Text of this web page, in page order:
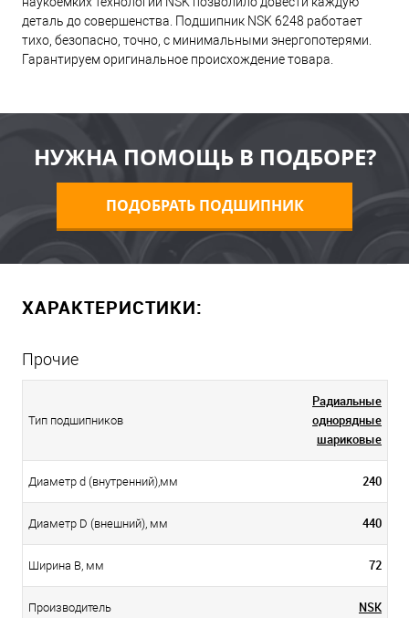
деталь до совершенства. Подшипник NSK 6248 работает
тихо, безопасно, точно, с минимальными энергопотерями.
Гарантируем оригинальное происхождение товара.
НУЖНА ПОМОЩЬ В ПОДБОРЕ?
ПОДОБРАТЬ ПОДШИПНИК
ХАРАКТЕРИСТИКИ:
Прочие
Тип подшипников
Радиальные
однорядные
шариковые
Диаметр d (внутренний),мм 240
Диаметр D (внешний), мм 440
Ширина B, мм 72
Производитель NSK